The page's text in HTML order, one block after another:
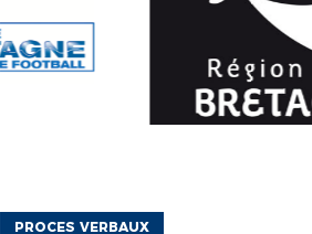
PROCES VERBAUX